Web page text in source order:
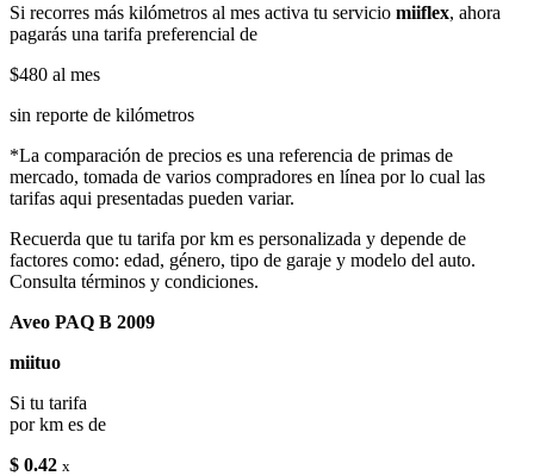
Si recorres más kilómetros al mes activa tu servicio miiflex, ahora
pagarás una tarifa preferencial de
$480 al mes
sin reporte de kilómetros
*La comparación de precios es una referencia de primas de
mercado, tomada de varios compradores en línea por lo cual las
tarifas aqui presentadas pueden variar.
Recuerda que tu tarifa por km es personalizada y depende de
factores como: edad, género, tipo de garaje y modelo del auto.
Consulta términos y condiciones.
Aveo PAQ B 2009
miituo
Si tu tarifa
por km es de
$ 0.42 x